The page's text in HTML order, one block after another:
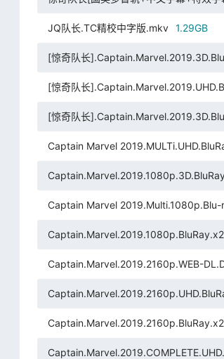
JQ队长.TC精校中字版.mkv 1.29GB
[惊奇队长
[惊奇队长
[惊奇队长
Captain Marvel
Captain Marvel 2019.Multi.1080p.Blu-
Captain.Marvel.2019.2160p.WEB-